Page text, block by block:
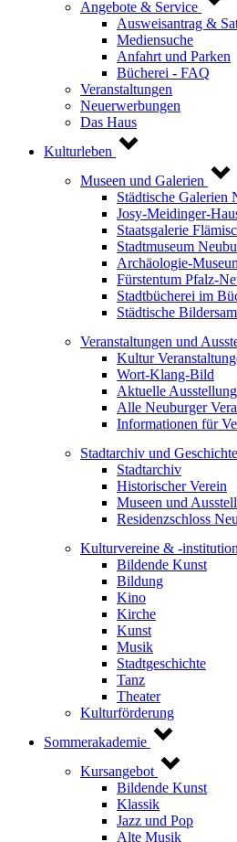
Angebote & Service
Ausweisantrag &
Mediensuche
Anfahrt und Parken
Bücherei - FAQ
Veranstaltungen
Neuerwerbungen
Das Haus
Kulturleben
Museen und Galerien
Städtische Galerien
Josy-Meidinger-
Staatsgalerie
Stadtmuseum
Archäologie-
Fürstentum Pfalz-
Stadtbücherei im
Städtische
Veranstaltungen und
Kultur
Wort-Klang-Bild
Aktuelle
Alle Neuburger
Informationen für
Stadtarchiv und Geschichte
Stadtarchiv
Historischer Verein
Museen und
Residenzschloss
Kulturvereine & -
Bildende Kunst
Bildung
Kino
Kirche
Kunst
Musik
Stadtgeschichte
Tanz
Theater
Kulturförderung
Sommerakademie
Kursangebot
Bildende Kunst
Klassik
Jazz und Pop
Alte Musik